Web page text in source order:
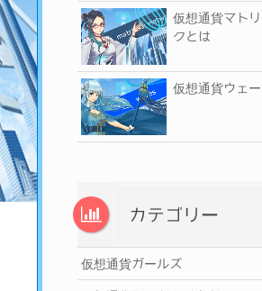
仮想通貨マト
クとは
仮想通貨ウェ
カテゴリー
仮想通貨ガールズ